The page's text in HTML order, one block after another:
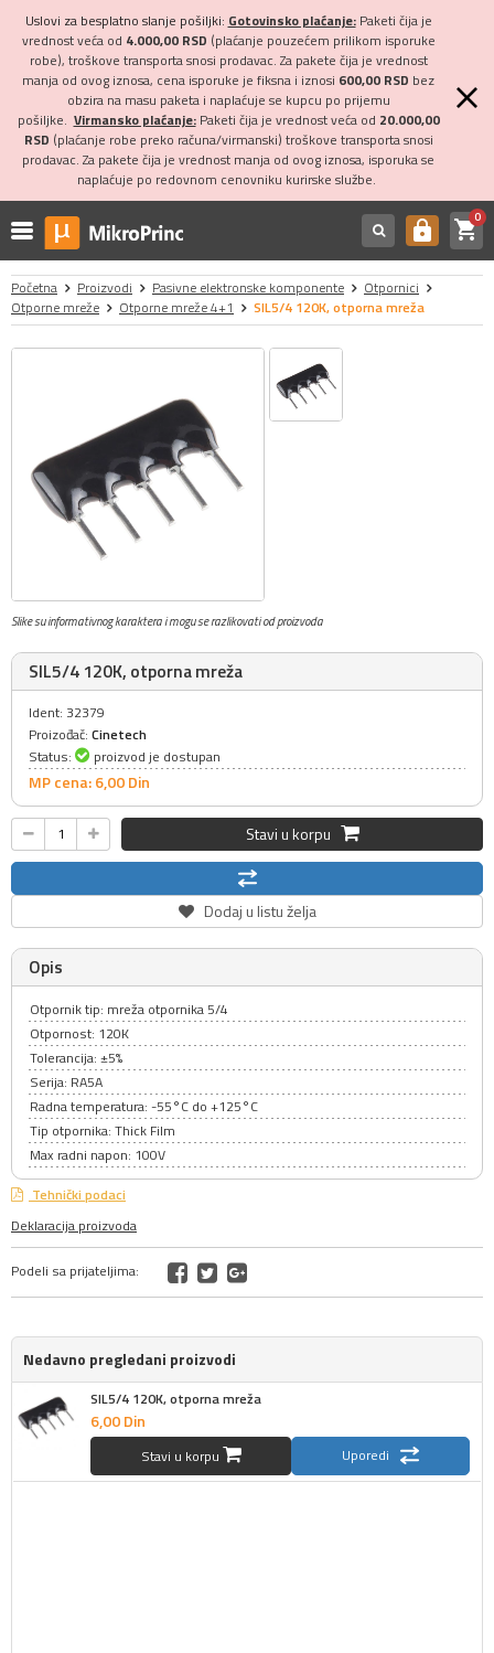
Uslovi za besplatno slanje pošiljki: Gotovinsko plaćanje:Paketi čija je
vrednost veća od 4.000,00 RSD (plaćanje pouzećem prilikom isporuke
robe), troškove transporta snosi prodavac. Za pakete čija je vrednost
manja od ovog iznosa, cena isporuke je fiksna i iznosi 600,00 RSD bez
obzira na masu paketa i naplaćuje se kupcu po prijemu
pošiljke. Virmansko plaćanje:Paketi čija je vrednost veća od 20.000,00
RSD (plaćanje robe preko računa/virmanski) troškove transporta snosi
prodavac. Za pakete čija je vrednost manja od ovog iznosa, isporuka se
naplaćuje po redovnom cenovniku kurirske službe.
https shopping_cart0
Početna Proizvodi Pasivne elektronske komponente
Otpornici
Otporne mreže
Otporne mreže 4+1 SIL5/4 120K, otporna mreža
Slike su informativnog karaktera i mogu se razlikovati od proizvoda
SIL5/4 120K, otporna mreža
Ident: 32379
Proizođač: Cinetech
Status:
proizvod je dostupan
MP cena: 6,00Din
Stavi u korpu
Dodaj u listu želja
Opis
Otpornik tip: mreža otpornika 5/4
Otpornost: 120K
Tolerancija: ±5%
Serija: RA5A
Radna temperatura: -55°C do +125°C
Tip otpornika: Thick Film
Max radni napon: 100V
Tehnički podaci
Deklaracija proizvoda
Podeli sa prijateljima:
Nedavno pregledani proizvodi
SIL5/4 120K, otporna mreža
6,00Din
Stavi u korpu Uporedi